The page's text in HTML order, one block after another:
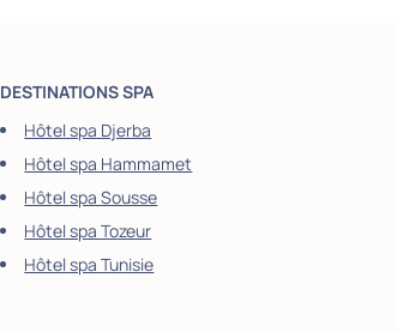
DESTINATIONS SPA
Hôtel spa Djerba
Hôtel spa Hammamet
Hôtel spa Sousse
Hôtel spa Tozeur
Hôtel spa Tunisie